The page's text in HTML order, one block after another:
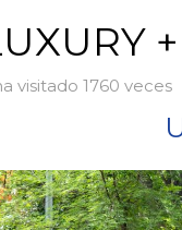
visitado 1760 veces